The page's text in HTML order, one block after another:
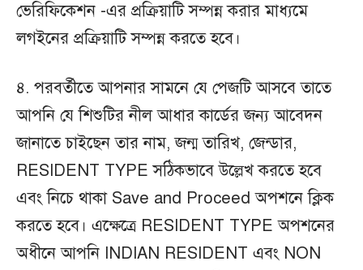
ভেরিফিকেশন -এর প্রক্রিয়াটি সম্পন্ন করার মাধ্যমে
লগইনের প্রক্রিয়াটি সম্পন্ন করতে হবে।
৪. পরবর্তীতে আপনার সামনে যে পেজটি আসবে তাতে
আপনি যে শিশুটির নীল আধার কার্ডের জন্য আবেদন
জানাতে চাইছেন তার নাম, জন্ম তারিখ, জেন্ডার,
RESIDENT TYPE সঠিকভাবে উল্লেখ করতে হবে
এবং নিচে থাকা Save and Proceed অপশনে ক্লিক
করতে হবে। এক্ষেত্রে RESIDENT TYPE অপশনের
অধীনে আপনি INDIAN RESIDENT এবং NON